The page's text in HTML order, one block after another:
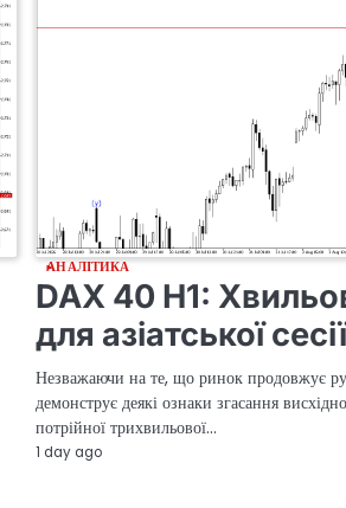
АНАЛІТИКА
DAX 40 H1:
для азіатської
Незважаючи на те, що ринок продовжує
демонструє деякі ознаки згасання
потрійної трихвильової…
1 day ago